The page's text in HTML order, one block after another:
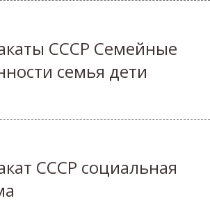
СССР Семейные
семья дети
СССР социальная